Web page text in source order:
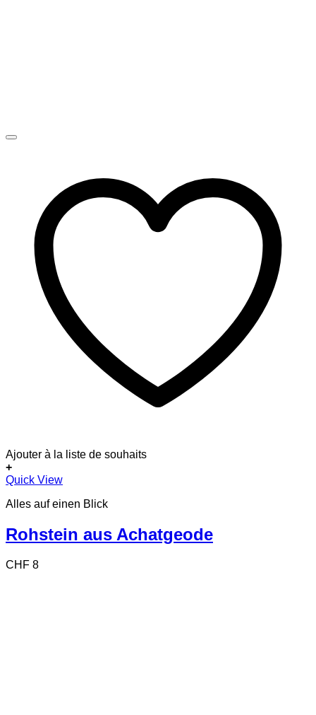
Ajouter à la liste de souhaits
+
Quick View
Alles auf einen Blick
Rohstein aus Achatgeode
CHF 8